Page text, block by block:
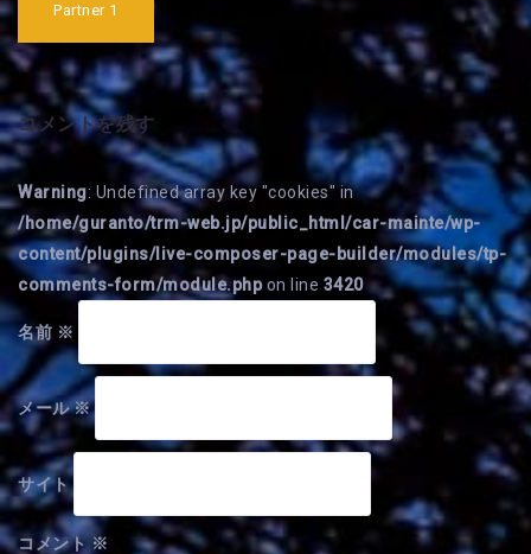
ナ
ビ
ゲ
ー
シ
ョ
ン
Partner 1
コメントを残す
Warning: Undefined array key "cookies" in
/home/guranto/trm-web.jp/public_html/car-mainte/wp-
content/plugins/live-composer-page-builder/modules/tp-
comments-form/module.phpon line 3420
名前 ※
メール※
サイト
コメント ※